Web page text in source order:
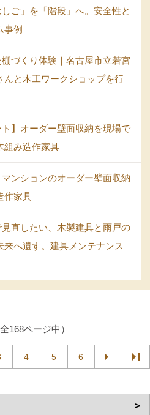
ご」を「階段」へ。安全性と
事例
づくり体験｜名古屋市立若宮
んと木工ワークショップを行
ト】オーダー壁面収納を現場で
組み造作家具
マンションのオーダー壁面収納
作家具
直したい、木製建具と雨戸の
へ遺す。建具メンテナンス
168ページ中）
4 5 6